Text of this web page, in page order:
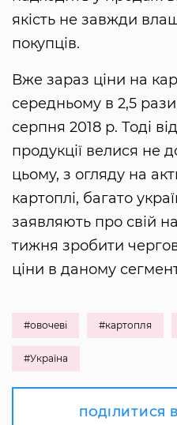
якість не завжди
покупців.
Вже зараз ціни на
середньому в 2,5
серпня 2018 р. Тоді
продукції велися не
цьому, з огляду на
картоплі, багато
заявляють про свій
тижня зробити
ціни в даному
#овочеві #картопля
#Україна
ПОДІЛИТИСЯ